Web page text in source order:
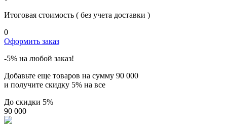
Итоговая стоимость ( без учета доставки )
0
Оформить заказ
-5% на любой заказ!
Добавьте еще товаров на сумму 90 000
и получите скидку 5% на все
До скидки 5%
90 000